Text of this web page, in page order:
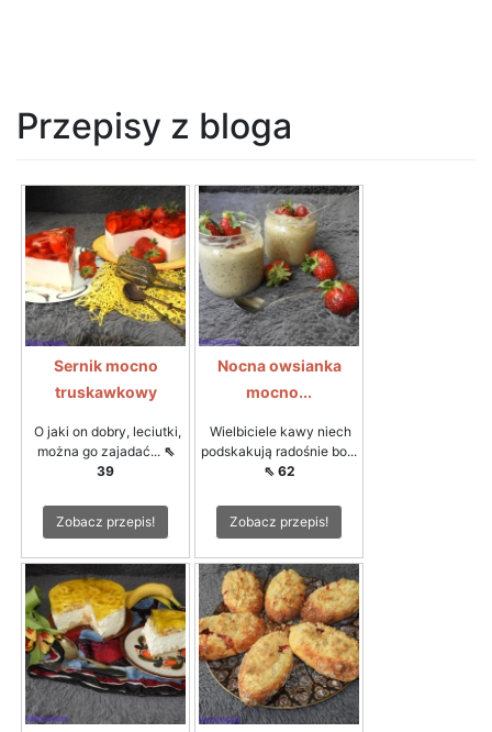
Przepisy z bloga
Sernik mocno
truskawkowy
O jaki on dobry, leciutki,
można go zajadać... ⇖
39
Zobacz przepis!
Nocna owsianka
mocno...
Wielbiciele kawy niech
podskakują radośnie bo...
⇖ 62
Zobacz przepis!